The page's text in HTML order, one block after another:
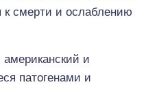
к смерти и ослаблению
и
патогенами и